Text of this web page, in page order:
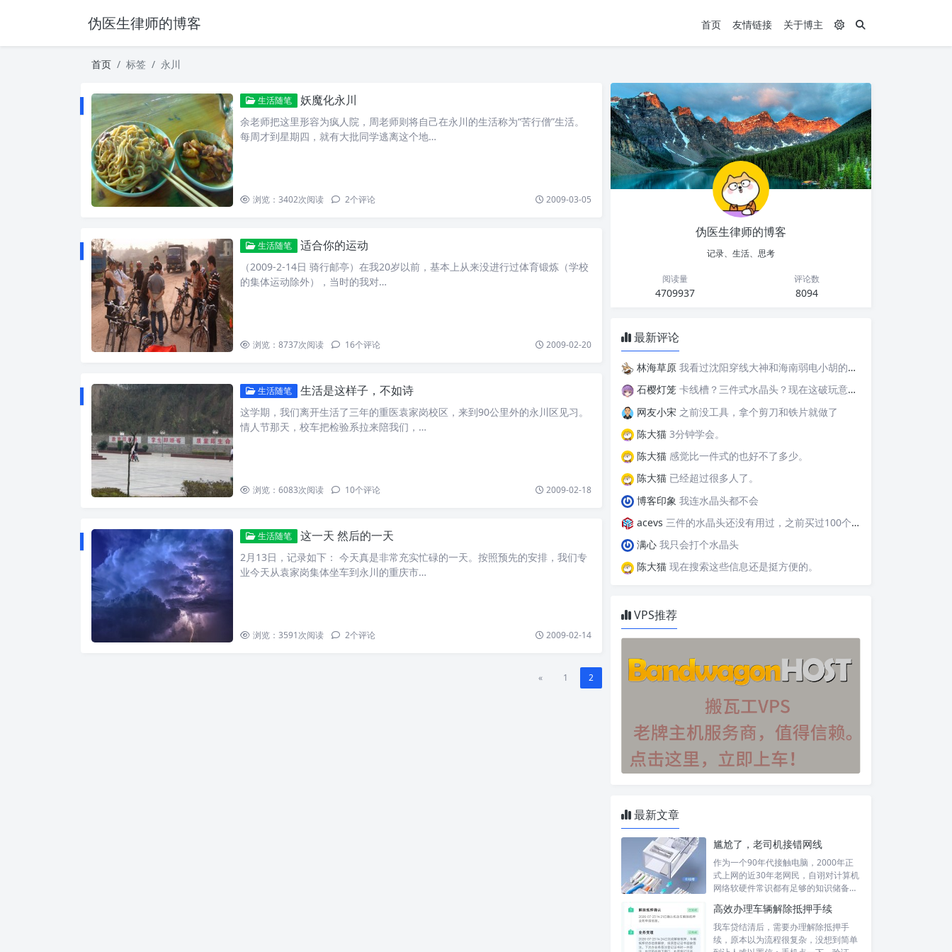
伪医生律师的博客 首页 友情链接 关于博主
首页 标签 永川
生活随笔 妖魔化永川
余老师把这里形容为疯人院，周老师则将自己在永川的生活称为“苦行僧”生活。
每周才到星期四，就有大批同学逃离这个地…
浏览：3402次阅读 2个评论 2009-03-05
生活随笔 适合你的运动
（2009-2-14日 骑行邮亭）在我20岁以前，基本上从来没进行过体育锻炼（学校
的集体运动除外），当时的我对…
浏览：8737次阅读 16个评论 2009-02-20
生活随笔 生活是这样子，不如诗
这学期，我们离开生活了三年的重医袁家岗校区，来到90公里外的永川区见习。
情人节那天，校车把检验系拉来陪我们，…
浏览：6083次阅读 10个评论 2009-02-18
生活随笔 这一天 然后的一天
2月13日，记录如下： 今天真是非常充实忙碌的一天。按照预先的安排，我们专
业今天从袁家岗集体坐车到永川的重庆市…
浏览：3591次阅读 2个评论 2009-02-14
« 1 2
伪医生律师的博客
记录、生活、思考
阅读量
4709937
评论数
8094
最新评论
林海草原 我看过沈阳穿线大神和海南弱电小胡的视频，他们做这些的熟练程度，是不是也是建立在这些翻车之上的....
石樱灯笼 卡线槽？三件式水晶头？现在这破玩意变得这么复杂了？
网友小宋 之前没工具，拿个剪刀和铁片就做了
陈大猫 3分钟学会。
陈大猫 感觉比一件式的也好不了多少。
陈大猫 已经超过很多人了。
博客印象 我连水晶头都不会
acevs 三件的水晶头还没有用过，之前买过100个水晶头还没有 用完。
满心 我只会打个水晶头
陈大猫 现在搜索这些信息还是挺方便的。
VPS推荐
最新文章
尴尬了，老司机接错网线
作为一个90年代接触电脑，2000年正
式上网的近30年老网民，自诩对计算机
网络软硬件常识都有足够的知识储备，
高效办理车辆解除抵押手续
我车贷结清后，需要办理解除抵押手
续，原本以为流程很复杂，没想到简单